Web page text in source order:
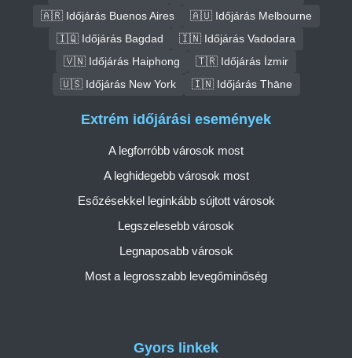
🇦🇷 Időjárás Buenos Aires
🇦🇺 Időjárás Melbourne
🇮🇶 Időjárás Bagdad
🇮🇳 Időjárás Vadodara
🇻🇳 Időjárás Haiphong
🇹🇷 Időjárás İzmir
🇺🇸 Időjárás New York
🇮🇳 Időjárás Thāne
Gyors linkek
Extrém időjárási események
A legforróbb városok most
A leghidegebb városok most
Esőzésekkel leginkább sújtott városok
Legszelesebb városok
Legnaposabb városok
Most a legrosszabb levegőminőség